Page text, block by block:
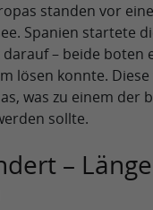
standen vor
Spanien startete
– beide
lösen konnte.
was zu einem der
sollte.
–